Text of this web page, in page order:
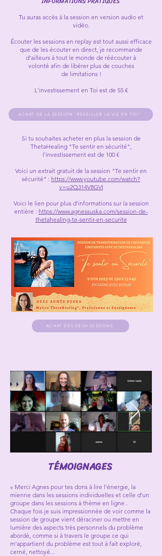
Tu auras accès à la session en version audio et
vidéo.
Écouter les sessions en replay est tout aussi efficace
que de les écouter en direct, je recommande
d'ailleurs à tout le monde de réécouter à
volonté afin de libérer plus de couches
de limitations !
L'investissement en Toi est de 55 €
ACHAT DE LA SESSION "RÉVEILLER LA VIE EN TOI"
Si tu souhaites acheter en plus la session de
ThetaHealing "Te sentir en sécurité",
l'investissement est de 100 €
Voici un extrait gratuit de la session "Te sentir en
sécurité" : https://www.youtube.com/watch?
v=u2Q314V8GVI
Voici le lien pour plus d'informations sur la session
entière : https://www.agnessuska.com/session-de-
thetahealing-te-sentir-en-securite
ACHAT DES DEUX SESSIONS
TÉMOIGNAGES
« Merci Agnes pour tes dons à lire l'énergie, la
mienne dans les sessions individuelles et celle d'un
groupe dans les sessions à thème en ligne .
Chaque fois je suis impressionnée de voir comme la
session de groupe vient déraciner ou mettre en
lumière des aspects très personnels du problème
abordé, comme si à travers le groupe ce qui
m'appartient du problème est tout à fait exploré,
cerné, nettoyé...